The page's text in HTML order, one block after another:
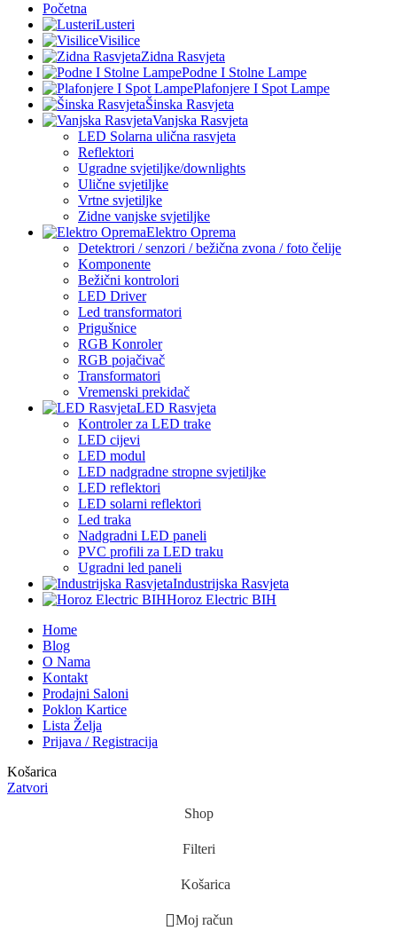
Početna
Lusteri
Visilice
Zidna Rasvjeta
Podne I Stolne Lampe
Plafonjere I Spot Lampe
Šinska Rasvjeta
Vanjska Rasvjeta
LED Solarna ulična rasvjeta
Reflektori
Ugradne svjetiljke/downlights
Ulične svjetiljke
Vrtne svjetiljke
Zidne vanjske svjetiljke
Elektro Oprema
Detektrori / senzori / bežična zvona / foto čelije
Komponente
Bežični kontrolori
LED Driver
Led transformatori
Prigušnice
RGB Konroler
RGB pojačivač
Transformatori
Vremenski prekidač
LED Rasvjeta
Kontroler za LED trake
LED cijevi
LED modul
LED nadgradne stropne svjetiljke
LED reflektori
LED solarni reflektori
Led traka
Nadgradni LED paneli
PVC profili za LED traku
Ugradni led paneli
Industrijska Rasvjeta
Horoz Electric BIH
Home
Blog
O Nama
Kontakt
Prodajni Saloni
Poklon Kartice
Lista Želja
Prijava / Registracija
Košarica
Zatvori
Shop
Filteri
Košarica
Moj račun